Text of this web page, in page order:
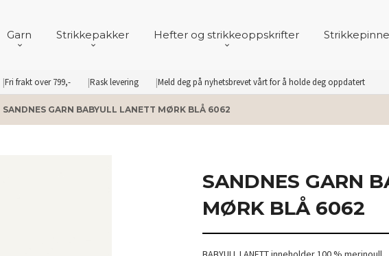
Fri frakt over 799,- Rask levering Meld deg på nyhetsbrevet vårt for å holde deg oppdatert
Garn Strikkepakker Hefter og strikkeoppskrifter
SANDNES GARN BABYULL LANETT MØRK BLÅ 6062
SANDNES GARN
MØRK BLÅ 6062